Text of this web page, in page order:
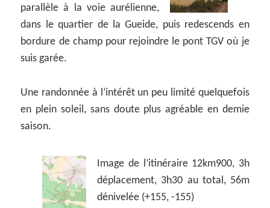
parallèle à la voie aurélienne,
dans le quartier de la Gueide, puis redescends en
bordure de champ pour rejoindre le pont TGV où je
suis garée.
Une randonnée à l’intérêt un peu limité quelquefois
en plein soleil, sans doute plus agréable en demie
saison.
Image de l’itinéraire 12km900, 3h
déplacement, 3h30 au total, 56m
dénivelée (+155, -155)